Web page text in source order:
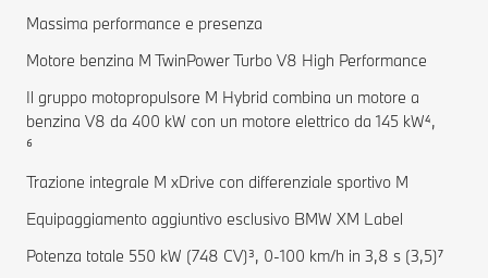
Massima performance e presenza
Motore benzina M TwinPower Turbo V8 High Performance
Il gruppo motopropulsore M Hybrid combina un motore a
benzina V8 da 400 kW con un motore elettrico da 145 kW⁴,
⁶
Trazione integrale M xDrive con differenziale sportivo M
Equipaggiamento aggiuntivo esclusivo BMW XM Label
Potenza totale 550 kW (748 CV)³, 0-100 km/h in 3,8 s (3,5)⁷